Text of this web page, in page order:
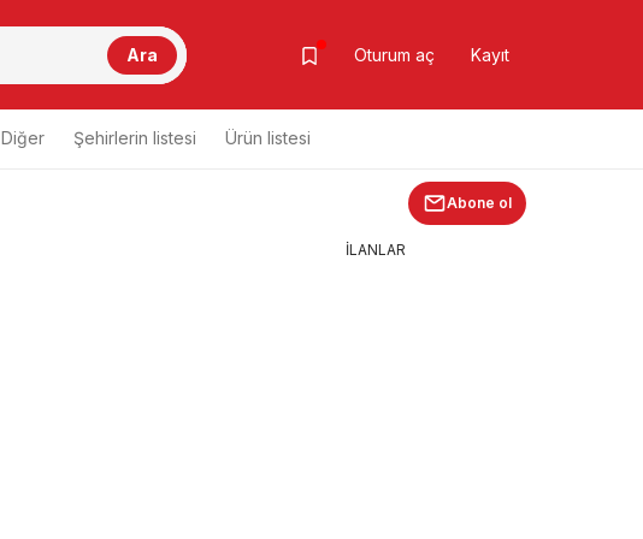
Ara Oturum aç Kayıt
Diğer Şehirlerin listesi Ürün listesi
Abone ol
İLANLAR